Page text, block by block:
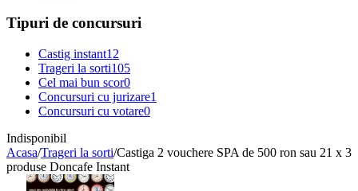
Tipuri de concursuri
Castig instant12
Trageri la sorti105
Cel mai bun scor0
Concursuri cu jurizare1
Concursuri cu votare0
Indisponibil
Acasa/Trageri la sorti/Castiga 2 vouchere SPA de 500 ron sau 21 x 3
produse Doncafe Instant